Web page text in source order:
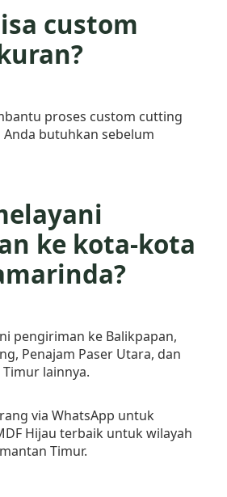
custom
proses custom cutting
butuhkan sebelum
ke kota-kota
pengiriman ke Balikpapan,
Penajam Paser Utara, dan
lainnya.
via WhatsApp untuk
Hijau terbaik untuk wilayah
Timur.